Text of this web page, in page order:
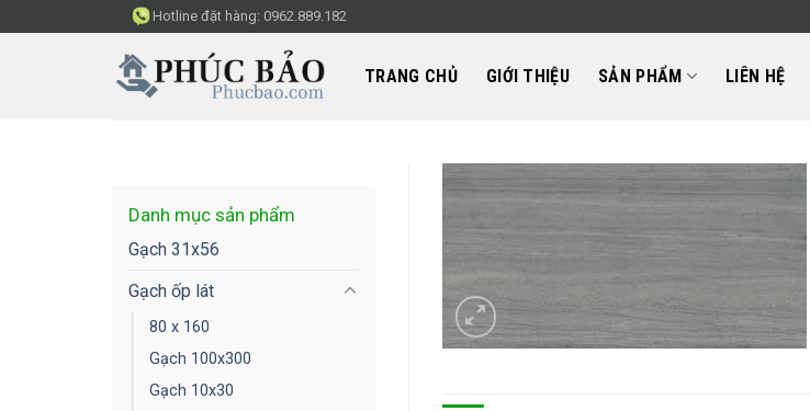
to
Hotline đặt hàng: 0962.889.182
TRANG CHỦ GIỚI THIỆU SẢN PHẨM LIÊN HỆ
Danh mục sản phẩm
Gạch 31x56
Gạch ốp lát
80 x 160
Gạch 100x300
Gạch 10x30